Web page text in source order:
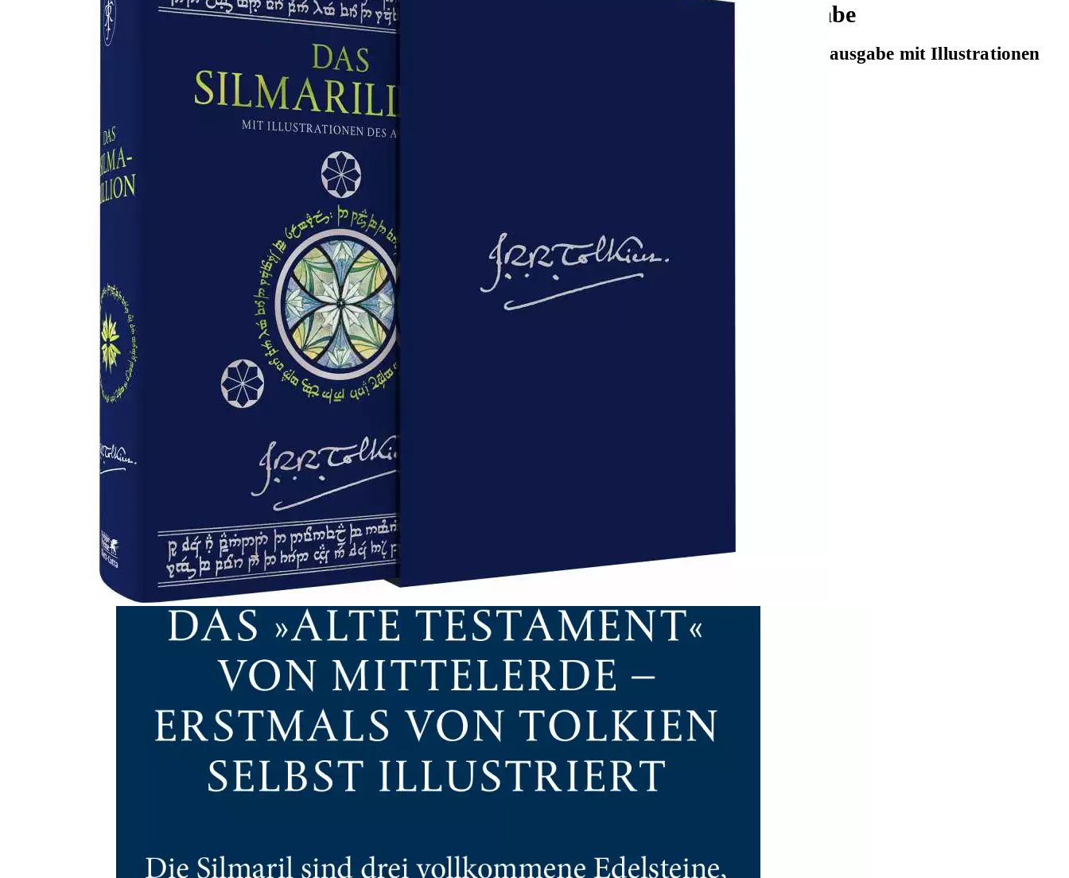
Das Silmarillion Luxusausgabe
mit Illustrationen des Autors | Luxusausgabe mit Illustrationen